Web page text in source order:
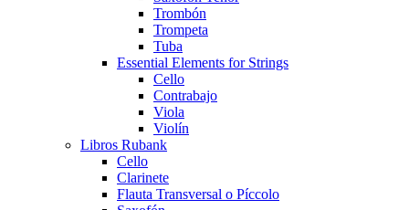
Trombón
Trompeta
Tuba
Essential Elements for Strings
Cello
Contrabajo
Viola
Violín
Libros Rubank
Cello
Clarinete
Flauta Transversal o Píccolo